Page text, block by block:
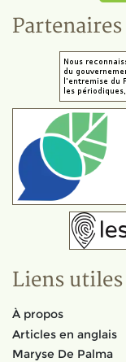
Partenaires
Liens utiles
À propos
Articles en anglais
Maryse De Palma